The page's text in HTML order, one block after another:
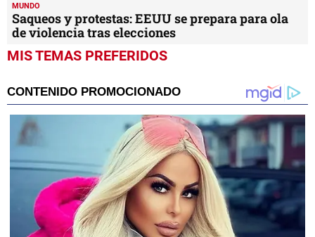
MUNDO
Saqueos y protestas: EEUU se prepara para ola
de violencia tras elecciones
MIS TEMAS PREFERIDOS